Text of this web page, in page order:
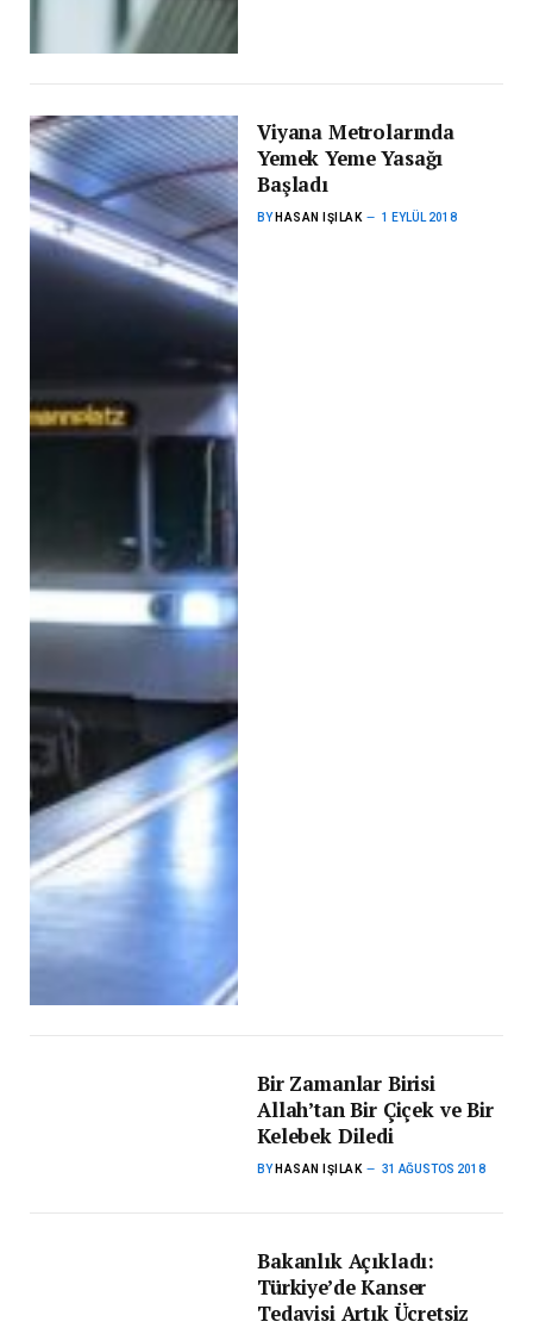
Viyana Metrolarında
Yemek Yeme Yasağı
Başladı
BY HASAN IŞILAK 1 EYLÜL 2018
Bir Zamanlar Birisi
Allah’tan Bir Çiçek ve Bir
Kelebek Diledi
BY HASAN IŞILAK 31 AĞUSTOS 2018
Bakanlık Açıkladı:
Türkiye’de Kanser
Tedavisi Artık Ücretsiz